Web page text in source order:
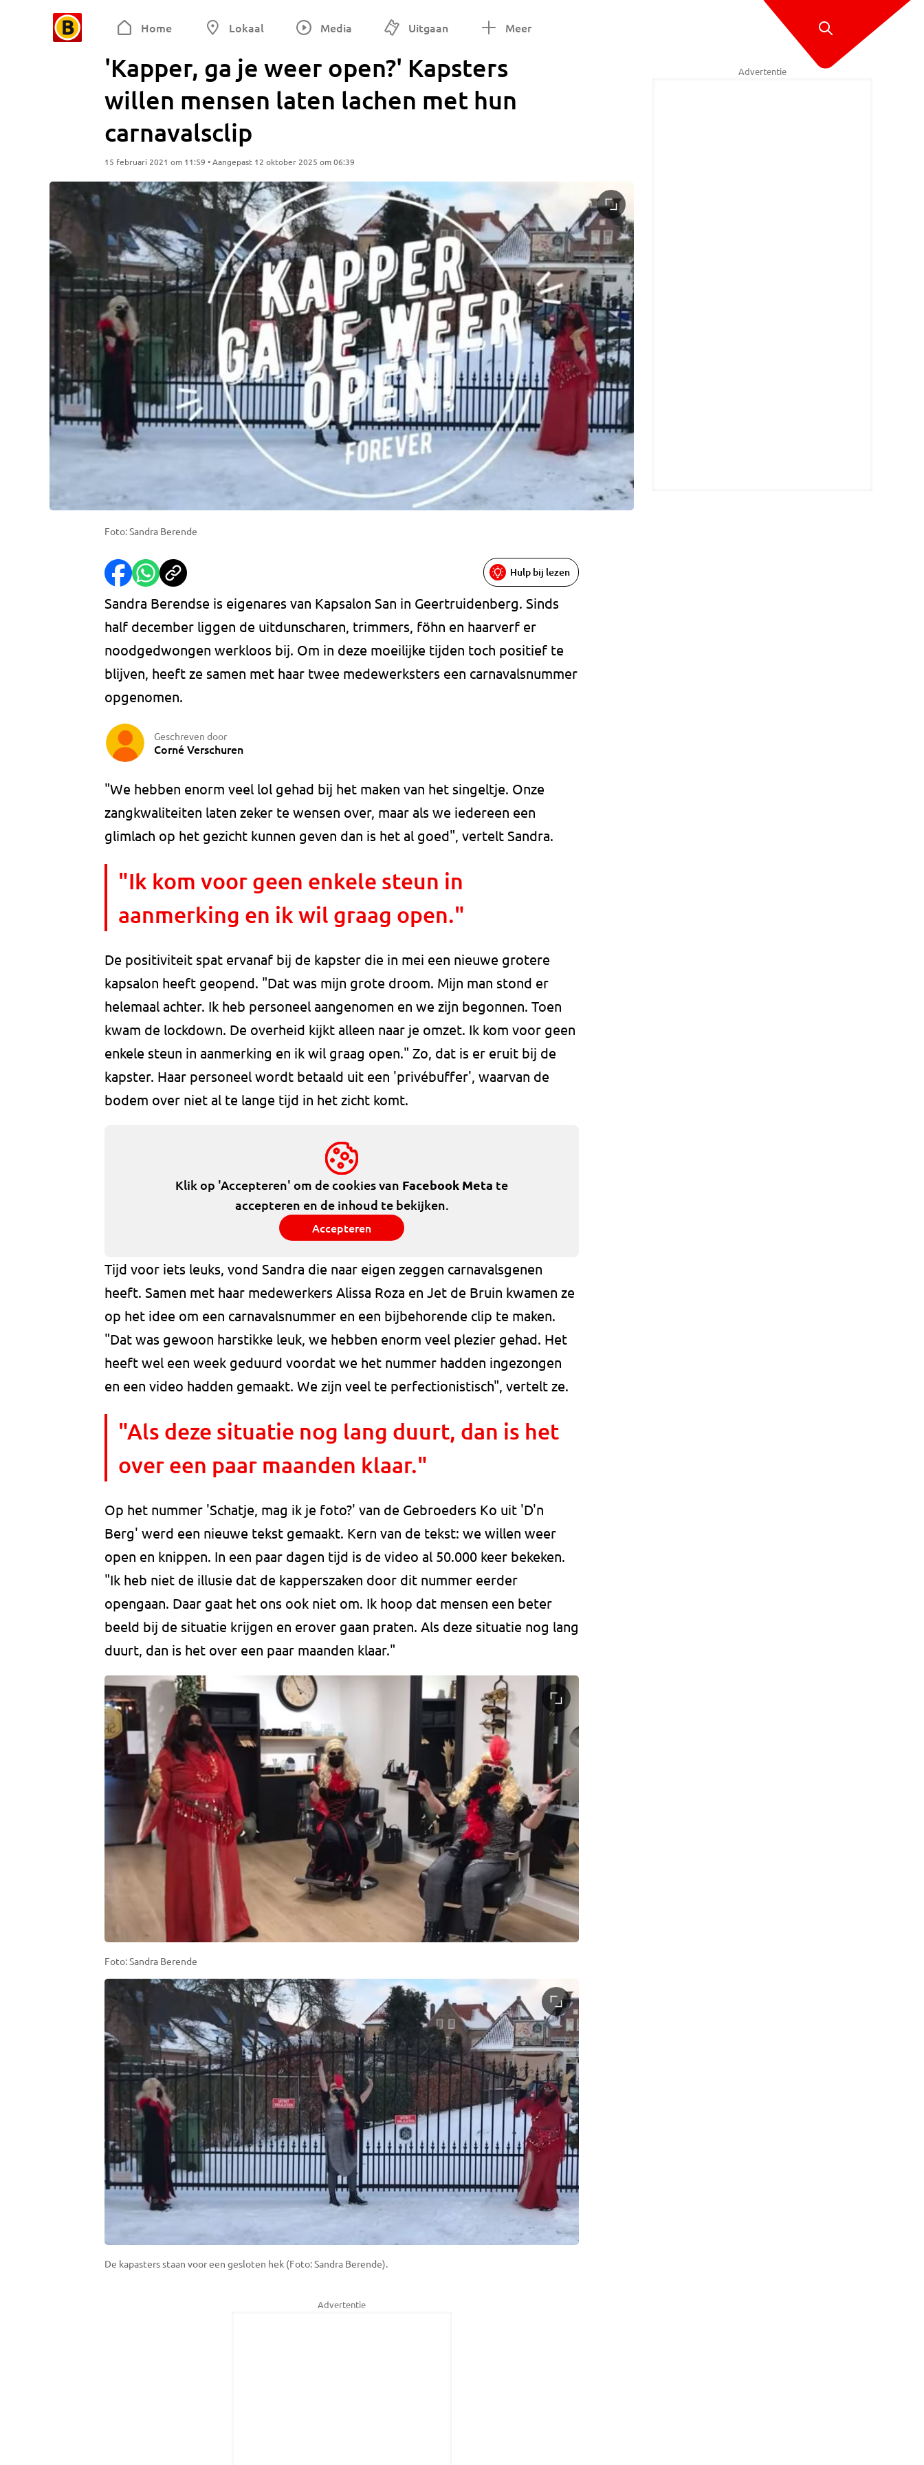
Home Lokaal Media Uitgaan Meer
'Kapper, ga je weer open?' Kapsters
willen mensen laten lachen met hun
carnavalsclip
15 februari 2021 om 11:59 • Aangepast 12 oktober 2025 om 06:39
Foto: Sandra Berende
Hulp bij lezen
Sandra Berendse is eigenares van Kapsalon San in Geertruidenberg. Sinds
half december liggen de uitdunscharen, trimmers, föhn en haarverf er
noodgedwongen werkloos bij. Om in deze moeilijke tijden toch positief te
blijven, heeft ze samen met haar twee medewerksters een carnavalsnummer
opgenomen.
Geschreven door
Corné Verschuren
"We hebben enorm veel lol gehad bij het maken van het singeltje. Onze
zangkwaliteiten laten zeker te wensen over, maar als we iedereen een
glimlach op het gezicht kunnen geven dan is het al goed", vertelt Sandra.
"Ik kom voor geen enkele steun in
aanmerking en ik wil graag open."
De positiviteit spat ervanaf bij de kapster die in mei een nieuwe grotere
kapsalon heeft geopend. "Dat was mijn grote droom. Mijn man stond er
helemaal achter. Ik heb personeel aangenomen en we zijn begonnen. Toen
kwam de lockdown. De overheid kijkt alleen naar je omzet. Ik kom voor geen
enkele steun in aanmerking en ik wil graag open." Zo, dat is er eruit bij de
kapster. Haar personeel wordt betaald uit een 'privébuffer', waarvan de
bodem over niet al te lange tijd in het zicht komt.
Klik op 'Accepteren' om de cookies van Facebook Meta te
accepteren en de inhoud te bekijken.
Accepteren
Tijd voor iets leuks, vond Sandra die naar eigen zeggen carnavalsgenen
heeft. Samen met haar medewerkers Alissa Roza en Jet de Bruin kwamen ze
op het idee om een carnavalsnummer en een bijbehorende clip te maken.
"Dat was gewoon harstikke leuk, we hebben enorm veel plezier gehad. Het
heeft wel een week geduurd voordat we het nummer hadden ingezongen
en een video hadden gemaakt. We zijn veel te perfectionistisch", vertelt ze.
"Als deze situatie nog lang duurt, dan is het
over een paar maanden klaar."
Op het nummer 'Schatje, mag ik je foto?' van de Gebroeders Ko uit 'D'n
Berg' werd een nieuwe tekst gemaakt. Kern van de tekst: we willen weer
open en knippen. In een paar dagen tijd is de video al 50.000 keer bekeken.
"Ik heb niet de illusie dat de kapperszaken door dit nummer eerder
opengaan. Daar gaat het ons ook niet om. Ik hoop dat mensen een beter
beeld bij de situatie krijgen en erover gaan praten. Als deze situatie nog lang
duurt, dan is het over een paar maanden klaar."
Foto: Sandra Berende
De kapasters staan voor een gesloten hek (Foto: Sandra Berende).
Advertentie
Advertentie